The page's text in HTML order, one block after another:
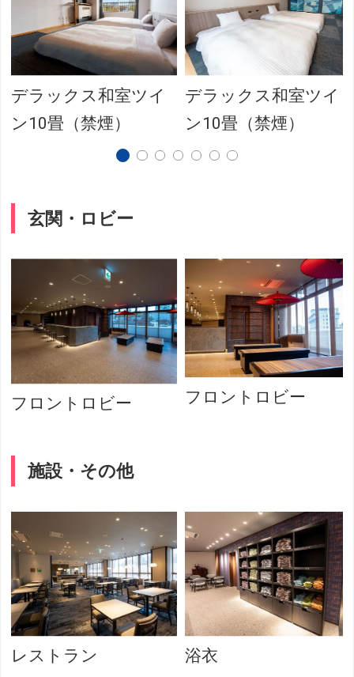
デラックス和室ツイ
ン10畳（禁煙）
デラックス和室ツイ
ン10畳（禁煙）
玄関・ロビー
フロントロビー フロントロビー
施設・その他
レストラン 浴衣